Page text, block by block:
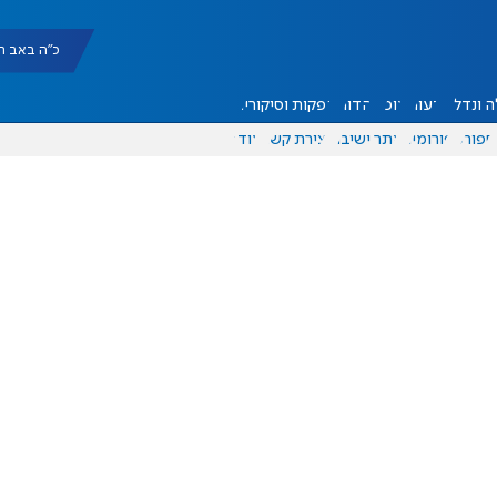
כ"ה באב תשפ"ו
ונדל"ן דעות אוכל יהדות הפקות וסיקורים
ספורט פורומים אתר ישיבה יצירת קשר עוד